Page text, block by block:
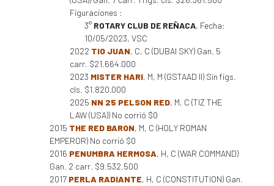
Figuraciones :
3° ROTARY CLUB DE REÑACA, Fecha:
10/05/2023, VSC
2022 TIO JUAN, C, C (DUBAI SKY) Gan. 5
carr. $21.664.000
2023 MISTER HARI, M, M (GSTAAD II) Sin figs.
cls. $1.820.000
2025 NN 25 PELSON RED, M, C (TIZ THE
LAW (USA)) No corrió $0
2015 THE RED BARON, M, C (HOLY ROMAN
EMPEROR) No corrió $0
2016 PENUMBRA HERMOSA, H, C (WAR COMMAND)
Gan. 2 carr. $9.532.500
2017 PERLA RADIANTE, H, C (CONSTITUTION) Gan.